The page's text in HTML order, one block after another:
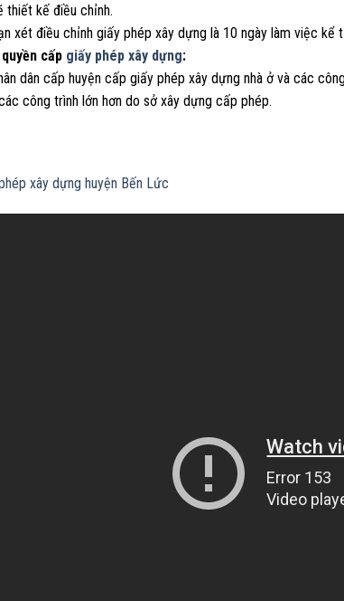
thiết kế điều chỉnh.
xét điều chỉnh giấy phép xây dựng là 10 ngày làm việc kể
cấp giấy phép xây dựng:
dân cấp huyện cấp giấy phép xây dựng nhà ở và các
công trình lớn hơn do sở xây dựng cấp phép.
xây dựng huyện Bến Lức